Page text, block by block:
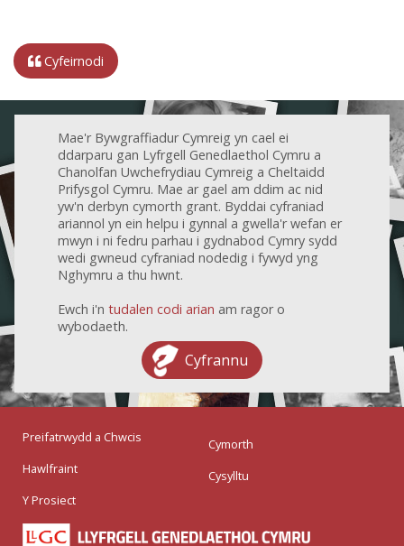
Cyfeirnodi
Mae'r Bywgraffiadur Cymreig yn cael ei
ddarparu gan Lyfrgell Genedlaethol Cymru a
Chanolfan Uwchefrydiau Cymreig a Cheltaidd
Prifysgol Cymru. Mae ar gael am ddim ac nid
yw'n derbyn cymorth grant. Byddai cyfraniad
ariannol yn ein helpu i gynnal a gwella'r wefan er
mwyn i ni fedru parhau i gydnabod Cymry sydd
wedi gwneud cyfraniad nodedig i fywyd yng
Nghymru a thu hwnt.
Ewch i'n tudalen codi arian am ragor o
wybodaeth.
Cyfrannu
Preifatrwydd a Chwcis
Hawlfraint
Y Prosiect
Cymorth
Cysylltu